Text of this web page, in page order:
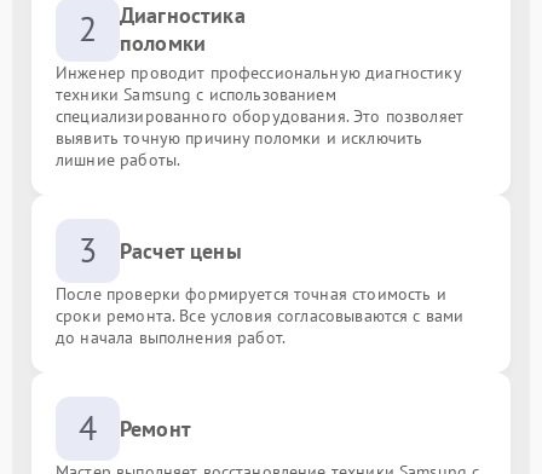
2
Диагностика
поломки
Инженер проводит профессиональную диагностику
техники Samsung с использованием
специализированного оборудования. Это позволяет
выявить точную причину поломки и исключить
лишние работы.
3 Расчет цены
После проверки формируется точная стоимость и
сроки ремонта. Все условия согласовываются с вами
до начала выполнения работ.
4 Ремонт